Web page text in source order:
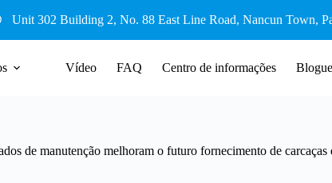
Unit 302 Building 2, No. 88 East Line Road, Nancun Town,
Vídeo FAQ Centro de informações Blogue
de manutenção melhoram o futuro fornecimento de carcaças